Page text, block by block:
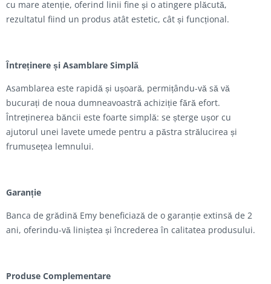
cu mare atenție, oferind linii fine și o atingere plăcută,
rezultatul fiind un produs atât estetic, cât și funcțional.
Întreținere și Asamblare Simplă
Asamblarea este rapidă și ușoară, permițându-vă să vă
bucurați de noua dumneavoastră achiziție fără efort.
Întreținerea băncii este foarte simplă: se șterge ușor cu
ajutorul unei lavete umede pentru a păstra strălucirea și
frumusețea lemnului.
Garanție
Banca de grădină Emy beneficiază de o garanție extinsă de 2
ani, oferindu-vă liniștea și încrederea în calitatea produsului.
Produse Complementare